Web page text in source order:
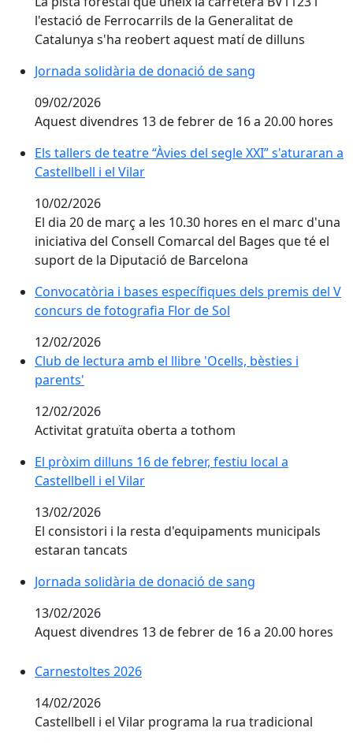
l'estació de Ferrocarrils de la Generalitat de
Catalunya s'ha reobert aquest matí de dilluns
Jornada solidària de donació de sang
Jornada solidària de donació de sang
09/02/2026
Aquest divendres 13 de febrer de 16 a 20.00 hores
Els tallers de teatre “Àvies del segle XXI” s'aturaran a
Els tallers de teatre “Àvies del segle XXI” s'aturaran a
Castellbell i el Vilar
10/02/2026
El dia 20 de març a les 10.30 hores en el marc d'una
iniciativa del Consell Comarcal del Bages que té el
suport de la Diputació de Barcelona
Convocatòria i bases específiques dels premis del V
Convocatòria i bases específiques dels premis del V
concurs de fotografia Flor de Sol
12/02/2026
Club de lectura amb el llibre 'Ocells, bèsties i parents'
Club de lectura amb el llibre 'Ocells, bèsties i
parents'
12/02/2026
Activitat gratuïta oberta a tothom
El pròxim dilluns 16 de febrer, festiu local a
Castellbell i el Vilar
13/02/2026
El consistori i la resta d'equipaments municipals
estaran tancats
Jornada solidària de donació de sang
Jornada solidària de donació de sang
13/02/2026
Aquest divendres 13 de febrer de 16 a 20.00 hores
Carnestoltes 2026
Carnestoltes 2026
14/02/2026
Castellbell i el Vilar programa la rua tradicional